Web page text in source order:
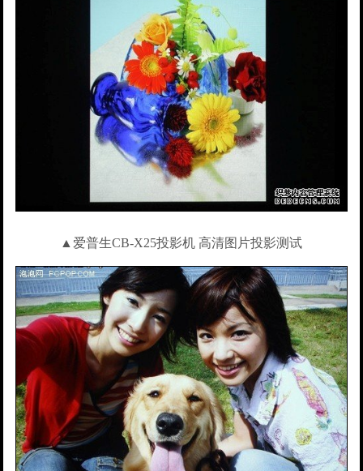
▲爱普生CB-X25投影机 高清图片投影测试